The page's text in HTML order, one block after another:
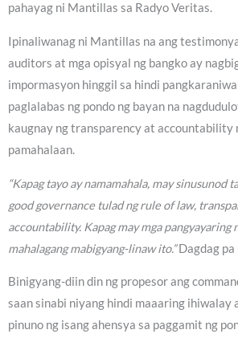
pahayag ni Mantillas sa Radyo Veritas.
Ipinaliwanag ni Mantillas na ang
auditors at mga opisyal ng bangko ay
impormasyon hinggil sa hindi
paglalabas ng pondo ng bayan na
kaugnay ng transparency at accountability
pamahalaan.
“Kapag tayo ay namamahala, may sinusunod
good governance tulad ng rule of law,
accountability. Kapag may mga pangyayaring
mahalagang mabigyang-linaw ito.”Dagdag
Binigyang-diin din ng propesor ang
saan sinabi niyang hindi maaaring ihiwalay
pinuno ng isang ahensya sa paggamit ng